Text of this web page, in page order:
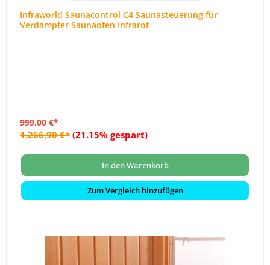
Infraworld Saunacontrol C4 Saunasteuerung für
Verdampfer Saunaofen Infrarot
999,00 €*
1.266,90 €* (21.15% gespart)
In den Warenkorb
Zum Vergleich hinzufügen